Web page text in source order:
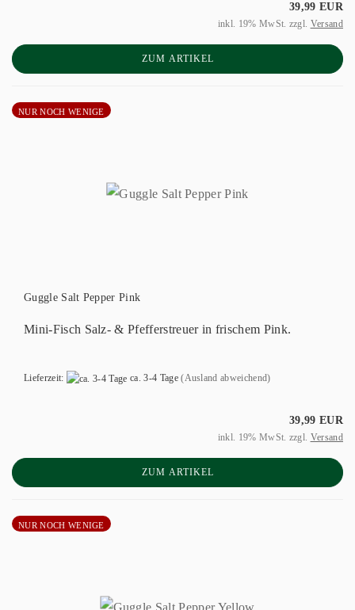
39,99 EUR
inkl. 19% MwSt. zzgl. Versand
ZUM ARTIKEL
NUR NOCH WENIGE
Guggle Salt Pepper Pink
Mini-Fisch Salz- & Pfefferstreuer in frischem Pink.
Lieferzeit: ca. 3-4 Tage (Ausland abweichend)
39,99 EUR
inkl. 19% MwSt. zzgl. Versand
ZUM ARTIKEL
NUR NOCH WENIGE